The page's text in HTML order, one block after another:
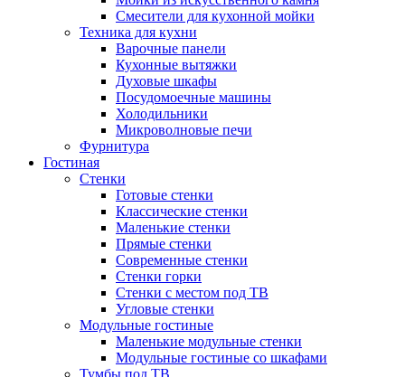
Смесители для кухонной мойки
Техника для кухни
Варочные панели
Кухонные вытяжки
Духовые шкафы
Посудомоечные машины
Холодильники
Микроволновые печи
Фурнитура
Гостиная
Стенки
Готовые стенки
Классические стенки
Маленькие стенки
Прямые стенки
Современные стенки
Стенки горки
Стенки с местом под ТВ
Угловые стенки
Модульные гостиные
Маленькие модульные стенки
Модульные гостиные со шкафами
Тумбы под ТВ